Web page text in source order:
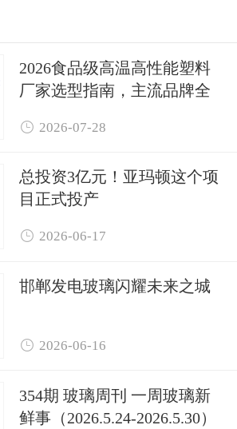
2026食品级高温高性能塑料
厂家选型指南，主流品牌全
 2026-07-28
总投资3亿元！亚玛顿这个项
目正式投产
 2026-06-17
邯郸发电玻璃闪耀未来之城
 2026-06-16
354期 玻璃周刊 一周玻璃新
鲜事（2026.5.24-2026.5.30）